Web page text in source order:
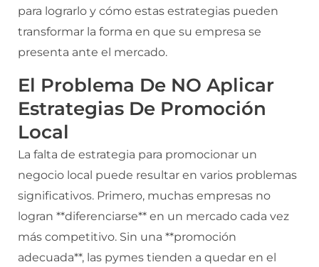
para lograrlo y cómo estas estrategias pueden
transformar la forma en que su empresa se
presenta ante el mercado.
El Problema De NO Aplicar
Estrategias De Promoción
Local
La falta de estrategia para promocionar un
negocio local puede resultar en varios problemas
significativos. Primero, muchas empresas no
logran **diferenciarse** en un mercado cada vez
más competitivo. Sin una **promoción
adecuada**, las pymes tienden a quedar en el